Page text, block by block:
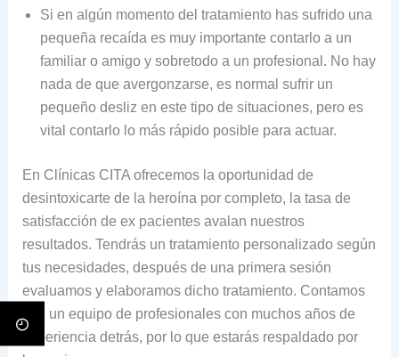
Si en algún momento del tratamiento has sufrido una
pequeña recaída es muy importante contarlo a un
familiar o amigo y sobretodo a un profesional. No hay
nada de que avergonzarse, es normal sufrir un
pequeño desliz en este tipo de situaciones, pero es
vital contarlo lo más rápido posible para actuar.
En Clínicas CITA ofrecemos la oportunidad de
desintoxicarte de la heroína por completo, la tasa de
satisfacción de ex pacientes avalan nuestros
resultados. Tendrás un tratamiento personalizado según
tus necesidades, después de una primera sesión
evaluamos y elaboramos dicho tratamiento. Contamos
con un equipo de profesionales con muchos años de
experiencia detrás, por lo que estarás respaldado por